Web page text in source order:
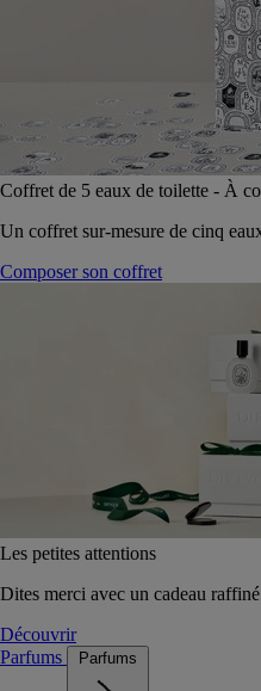
Coffret de 5 eaux de toilette - À
Un coffret sur-mesure de cinq
Composer son coffret
Les petites attentions
Dites merci avec un cadeau
Découvrir
Parfums
Parfums